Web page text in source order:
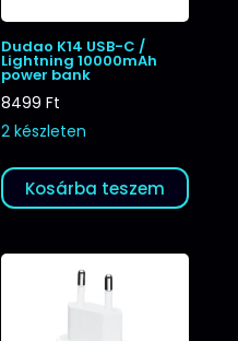
Dudao K14 USB-C /
Lightning 10000mAh
power bank
8499Ft
2 készleten
Kosárba teszem